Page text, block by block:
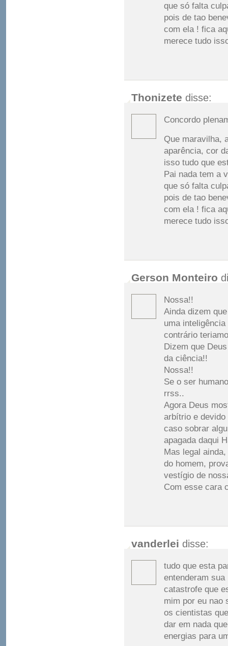
que só falta
pois de tao
com ela ! fica
merece tudo
Thonizete disse:
Concordo
Que maravilha,
aparência, cor
isso tudo que
Pai nada tem a
que só falta
pois de tao
com ela ! fica
merece tudo
Gerson Monteiro
Nossa!!
Ainda dizem
uma
contrário
Dizem que
da ciência!!
Nossa!!
Se o ser
rrss..
Agora Deus
arbítrio e
caso sobrar
apagada daqui
Mas legal
do homem,
vestígio de
Com esse cara
vanderlei disse:
tudo que esta
entenderam
catastrofe que
mim por eu nao
os cientistas
dar em nada
energias para